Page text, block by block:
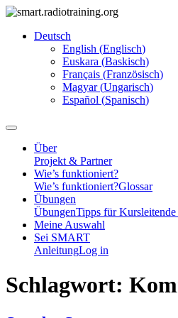
Deutsch
English (Englisch)
Euskara (Baskisch)
Français (Französisch)
Magyar(Ungarisch)
Español (Spanisch)
Über
Projekt & Partner
Wie’s funktioniert?
Wie’s funktioniert?Glossar
Übungen
ÜbungenTipps für
Meine Auswahl
Sei SMART
AnleitungLog in
Schlagwort: